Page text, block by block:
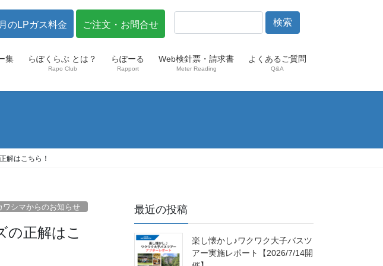
のLPガス料金 ご注文・お問合せ
集 らぽくらぶ とは？
Rapo Club
らぽーる
Rapport
Web検針票・請求書
Meter Reading
よくあるご質問
Q&A
解はこちら！
ワシマからのお知らせ 最近の投稿
楽し懐かし♪ワクワク大子バスツ
アー実施レポート【2026/7/14開